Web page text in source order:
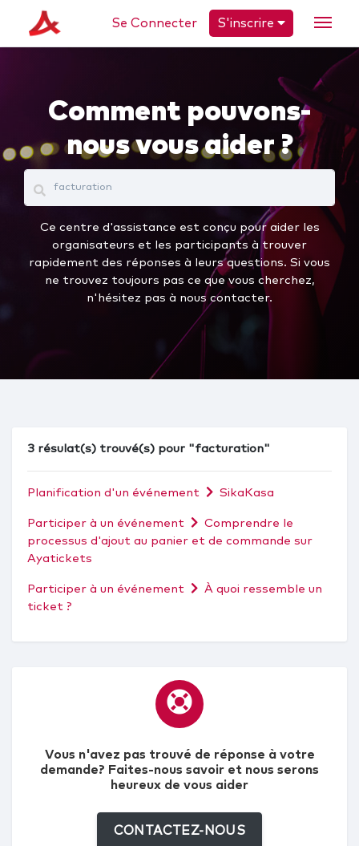
Se Connecter S'inscrire
Comment pouvons-
nous vous aider ?
Ce centre d'assistance est conçu pour aider les
organisateurs et les participants à trouver
rapidement des réponses à leurs questions. Si vous
ne trouvez toujours pas ce que vous cherchez,
n'hésitez pas à nous contacter.
3 résulat(s) trouvé(s) pour "facturation"
Planification d'un événement SikaKasa
Participer à un événement
Comprendre le
processus d'ajout au panier et de commande sur
Ayatickets
Participer à un événement
À quoi ressemble un
ticket ?
Vous n'avez pas trouvé de réponse à votre
demande? Faites-nous savoir et nous serons
heureux de vous aider
CONTACTEZ-NOUS